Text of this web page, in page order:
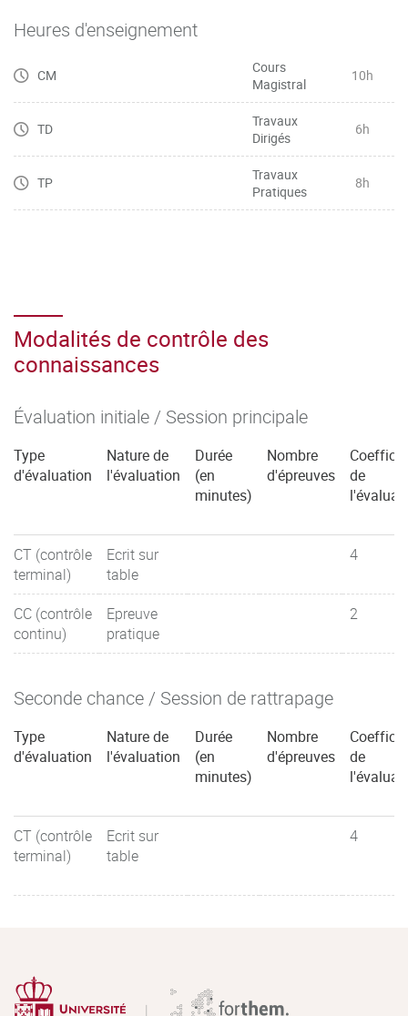
Heures d'enseignement
CM
Cours
Magistral
10h
TD
Travaux
Dirigés
6h
TP
Travaux
Pratiques
8h
Modalités de contrôle des
connaissances
Évaluation initiale / Session principale
Type
d'évaluation
Nature de
l'évaluation
Durée
(en
minutes)
Nombre
d'épreuves
de
CT (contrôle
terminal)
Ecrit sur
table
4
CC (contrôle
continu)
Epreuve
pratique
2
Seconde chance / Session de rattrapage
Type
d'évaluation
Nature de
l'évaluation
Durée
(en
minutes)
Nombre
d'épreuves
de
CT (contrôle
terminal)
Ecrit sur
table
4